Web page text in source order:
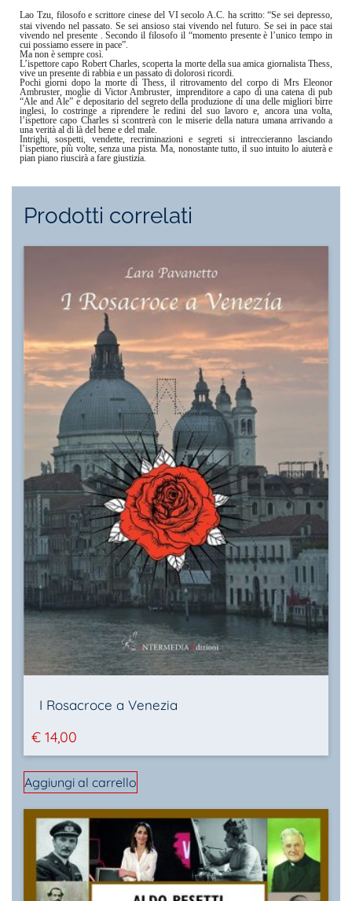
Lao Tzu, filosofo e scrittore cinese del VI secolo A.C. ha scritto: “Se sei depresso,
stai vivendo nel passato. Se sei ansioso stai vivendo nel futuro. Se sei in pace stai
vivendo nel presente . Secondo il filosofo il “momento presente è l’unico tempo in
cui possiamo essere in pace”.
Ma non è sempre così.
L’ispettore capo Robert Charles, scoperta la morte della sua amica giornalista Thess,
vive un presente di rabbia e un passato di dolorosi ricordi.
Pochi giorni dopo la morte di Thess, il ritrovamento del corpo di Mrs Eleonor
Ambruster, moglie di Victor Ambruster, imprenditore a capo di una catena di pub
“Ale and Ale” e depositario del segreto della produzione di una delle migliori birre
inglesi, lo costringe a riprendere le redini del suo lavoro e, ancora una volta,
l’ispettore capo Charles si scontrerà con le miserie della natura umana arrivando a
una verità al di là del bene e del male.
Intrighi, sospetti, vendette, recriminazioni e segreti si intreccieranno lasciando
l’ispettore, più volte, senza una pista. Ma, nonostante tutto, il suo intuito lo aiuterà e
pian piano riuscirà a fare giustizia.
Prodotti correlati
I Rosacroce a Venezia
€ 14,00
Aggiungi al carrello